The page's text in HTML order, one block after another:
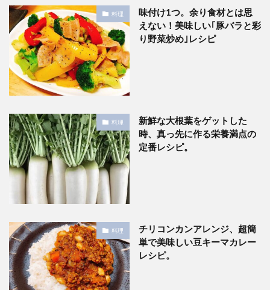
料理
味付け1つ。余り食材とは思
えない！美味しい｢豚バラと彩
り野菜炒め｣レシピ
料理
新鮮な大根葉をゲットした
時、真っ先に作る栄養満点の
定番レシピ。
料理
チリコンカンアレンジ、超簡
単で美味しい豆キーマカレー
レシピ。